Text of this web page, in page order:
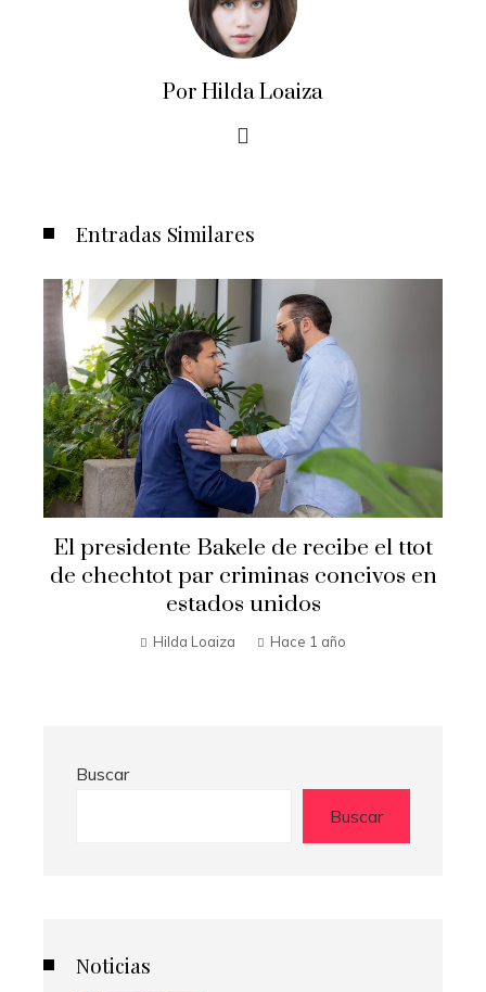
Por Hilda Loaiza
Entradas Similares
El presidente Bakele de recibe el ttot
de chechtot par criminas concivos en
estados unidos
Hilda Loaiza Hace 1 año
Buscar
Buscar
Noticias